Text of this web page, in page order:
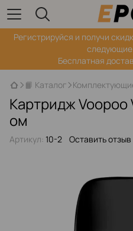
Регистрируйся‌ и получи
следующие
Бесплатная
📙 Каталог
Картридж Voopoo
ом
Артикул: 10-2 Оставить отзыв